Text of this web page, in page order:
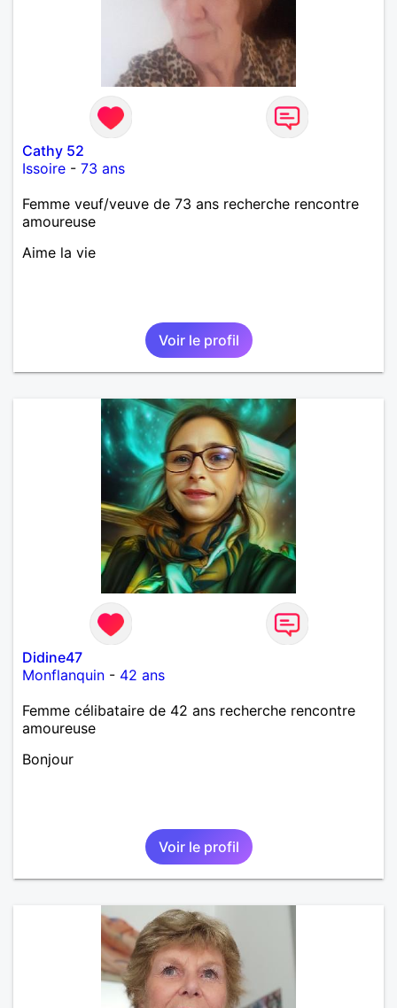
Cathy 52
Issoire - 73 ans
Femme veuf/veuve de 73 ans recherche rencontre
amoureuse
Aime la vie
Voir le profil
Didine47
Monflanquin - 42 ans
Femme célibataire de 42 ans recherche rencontre
amoureuse
Bonjour
Voir le profil